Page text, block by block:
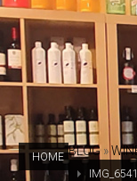
HOME BLOG »
IMG_6541